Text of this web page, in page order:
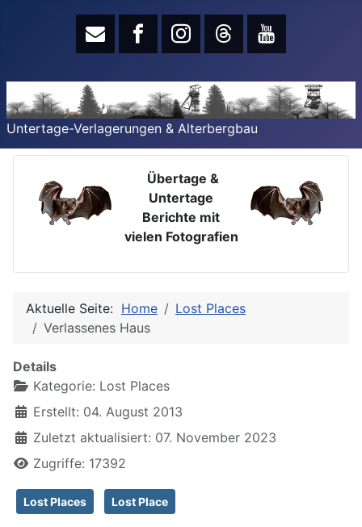
Untertage-Verlagerungen & Alterbergbau
Übertage &
Untertage
Berichte mit
vielen Fotografien
Aktuelle Seite: Home
Lost Places
Verlassenes Haus
Details
Kategorie: Lost Places
Erstellt: 04. August 2013
Zuletzt aktualisiert: 07. November 2023
Zugriffe: 17392
Lost Places Lost Place